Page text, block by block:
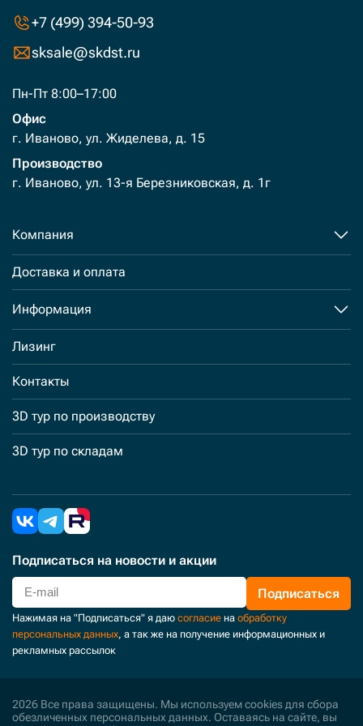
+7 (499) 394-50-93
sksale@skdst.ru
Пн-Пт 8:00–17:00
Офис
г. Иваново, ул. Жиделева, д. 15
Производство
г. Иваново, ул. 13-я Березниковская, д. 1г
Компания
Доставка и оплата
Информация
Лизинг
Контакты
3D тур по производству
3D тур по складам
Подписаться на новости и акции
Подписаться
Нажимая на "Подписаться" я даю согласие на обработку
персональных данных, а так же на получение информационных и
рекламных рассылок
2026 Все права защищены. Мы используем cookies для сбора
обезличенных персональных данных. Оставаясь на сайте, вы